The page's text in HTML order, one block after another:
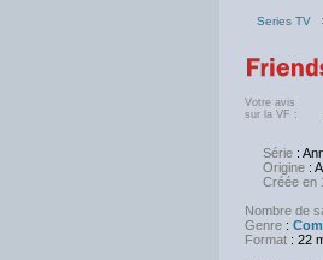
Series TV
Votre avis
sur la VF :
Série :
Origine :
Créée en
Nombre de
Genre :
Format : 22